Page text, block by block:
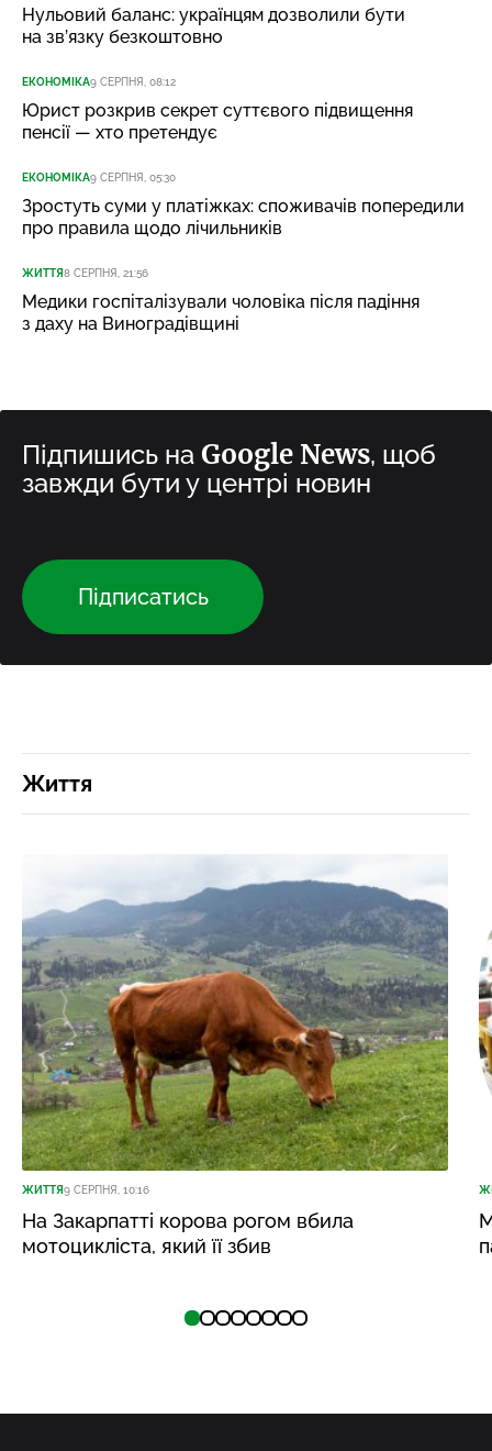
Нульовий баланс: українцям дозволили бути
на зв’язку безкоштовно
ЕКОНОМІКА9 СЕРПНЯ, 08:12
Юрист розкрив секрет суттєвого підвищення
пенсії — хто претендує
ЕКОНОМІКА9 СЕРПНЯ, 05:30
Зростуть суми у платіжках: споживачів попередили
про правила щодо лічильників
ЖИТТЯ8 СЕРПНЯ, 21:56
Медики госпіталізували чоловіка після падіння
з даху на Виноградівщині
Підпишись на Google News, щоб
завжди бути у центрі новин
Підписатись
Життя
ЖИТТЯ9 СЕРПНЯ, 10:16
На Закарпатті корова рогом вбила
мотоцикліста, який її збив